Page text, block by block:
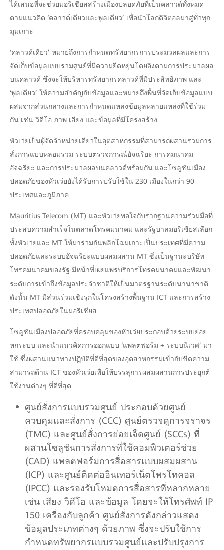
ได้เสนอที่จะช่วยมอริเชียสสร้างเมืองปลอดภัยที่เป็นคลาวด์ทั้งหมด
ตามแนวคิด ‘คลาวด์เดียวและพูลเดียว’ เพื่อนำโลกดิจิตอลมาสู่ทั่วทุก
มุมเกาะ
‘คลาวด์เดียว’ หมายถึงการกำหนดทรัพยากรการประมวลผลและการ
จัดเก็บข้อมูลแบบรวมศูนย์ที่มีความยืดหยุ่นโดยอิงตามการประมวลผล
บนคลาวด์ ซึ่งจะให้บริหารทรัพยากรคลาวด์ที่มีประสิทธิภาพ และ
‘พูลเดียว’ ให้ความสำคัญกับข้อมูลและหมายถึงพื้นที่จัดเก็บข้อมูลแบบ
ผสมจากส่วนกลางและการกำหนดแหล่งข้อมูลหลายแหล่งที่ใช้ร่วม
กัน เช่น วิดีโอ ภาพ เสียง และข้อมูลที่มีโครงสร้าง
หัวเว่ยเป็นผู้จัดจำหน่ายเดียวในอุตสาหกรรมที่สามารถผสานรวมการ
สั่งการแบบหลอมรวม ระบบตรวจการณ์อัจฉริยะ การคมนาคม
อัจฉริยะ และการประมวลผลบนคลาวด์พร้อมกัน และโซลูชันเมือง
ปลอดภัยของหัวเว่ยยังได้รับการปรับใช้ใน 230 เมืองในกว่า 90
ประเทศและภูมิภาค
Mauritius Telecom (MT) และหัวเว่ยพอใจกับรากฐานความร่วมมือที่
ประสบความสำเร็จในตลาดโทรคมนาคม และรัฐบาลมอริเชียสเลือก
ทั้งหัวเว่ยและ MT ให้มาร่วมกันพลิกโฉมเกาะเป็นประเทศที่มีความ
ปลอดภัยและระบบอัจฉริยะแบบผสมผสาน MT ซึ่งเป็นฐานะบริษัท
โทรคมนาคมของรัฐ มีหน้าที่เผยแพร่บริการโทรคมนาคมและพัฒนา
ระดับการเข้าถึงข้อมูลประจำชาติให้เป็นมาตรฐานระดับนานาชาติ
ดังนั้น MT มีส่วนร่วมเชิงรุกในโครงสร้างพื้นฐาน ICT และการสร้าง
ประเทศปลอดภัยในมอริเชียส
โซลูชันเมืองปลอดภัยที่ครอบคลุมของหัวเว่ยประกอบด้วยระบบย่อย
หกระบบ และนำแนวคิดการออกแบบ ‘แพลตฟอร์ม + ระบบนิเวศ’ มา
ใช้ ซึ่งผสานแนวทางปฏิบัติที่ดีที่สุดของอุตสาหกรรมเข้ากับขีดความ
สามารถด้าน ICT ของหัวเว่ยเพื่อให้บรรลุการผสมผสานการประยุกต์
ใช้งานต่างๆ ที่ดีที่สุด
ศูนย์สั่งการแบบรวมศูนย์ ประกอบด้วยศูนย์
ควบคุมและสั่งการ (CCC) ศูนย์ตรวจดูการจราจร
(TMC) และศูนย์สั่งการย่อยเจ็ดศูนย์ (SCCs) ที่
ผสานโซลูชันการสั่งการที่ใช้คอมพิวเตอร์ช่วย
(CAD) แพลตฟอร์มการสื่อสารแบบผสมผสาน
(ICP) และศูนย์ติดต่ออินเทอร์เน็ตโพรโทคอล
(IPCC) และรองรับโหมดการสื่อสารที่หลากหลาย
เช่น เสียง วิดีโอ และข้อมูล โดยจะให้โทรศัพท์ IP
150 เครื่องกับลูกค้า ศูนย์สั่งการดังกล่าวแสดง
ข้อมูลประเภทต่างๆ ด้วยภาพ ซึ่งจะปรับใช้การ
กำหนดทรัพยากรแบบรวมศูนย์และปรับปรุงการ